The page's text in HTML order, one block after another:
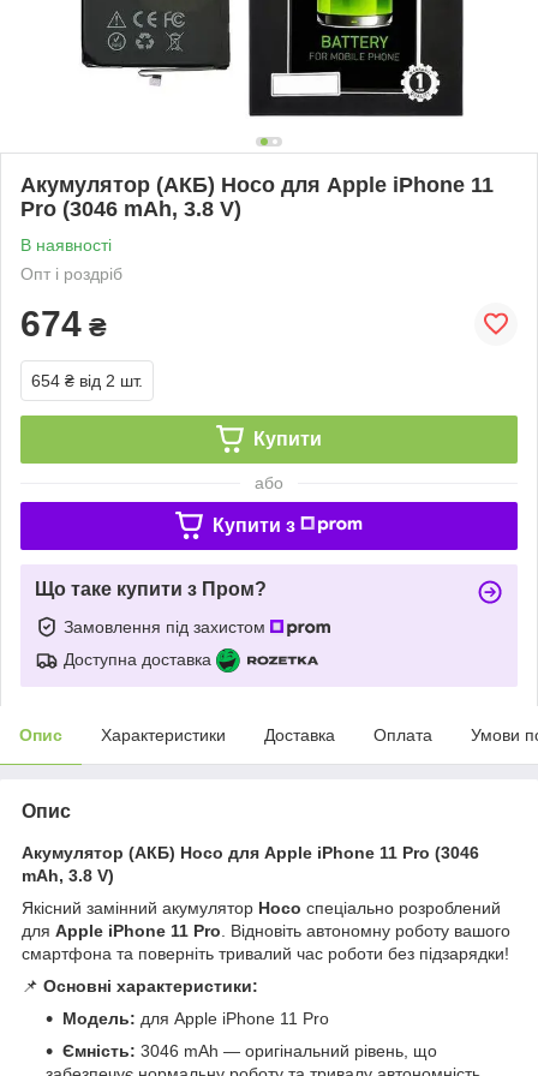
Акумулятор (АКБ) Hoco для Apple iPhone 11
Pro (3046 mAh, 3.8 V)
В наявності
Опт і роздріб
674 ₴
654 ₴ від 2 шт.
Купити
або
Купити з
Що таке купити з Пром?
Замовлення під захистом
Доступна доставка
Опис Характеристики Доставка Оплата Умови
Опис
Акумулятор (АКБ) Hoco для Apple iPhone 11 Pro (3046
mAh, 3.8 V)
Якісний замінний акумулятор Hoco спеціально розроблений
для Apple iPhone 11 Pro . Відновіть автономну роботу вашого
смартфона та поверніть тривалий час роботи без підзарядки!
📌 Основні характеристики:
Модель: для Apple iPhone 11 Pro
Ємність: 3046 mAh — оригінальний рівень, що